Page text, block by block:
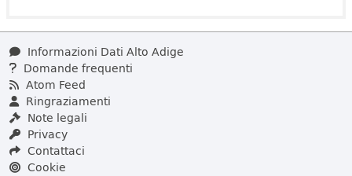
Informazioni Dati Alto Adige
Domande frequenti
Atom Feed
Ringraziamenti
Note legali
Privacy
Contattaci
Cookie